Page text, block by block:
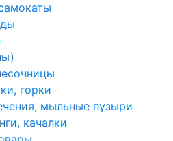
горки
мыльные пузыри
качалки